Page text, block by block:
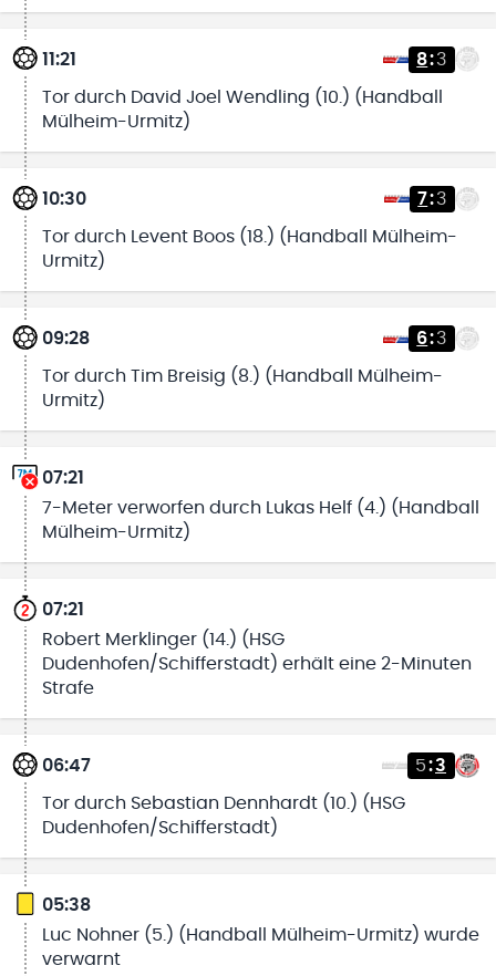
11:21 8:3
Tor durch David Joel Wendling (10.) (Handball
Mülheim-Urmitz)
10:30 7:3
Tor durch Levent Boos (18.) (Handball Mülheim-
Urmitz)
09:28 6:3
Tor durch Tim Breisig (8.) (Handball Mülheim-
Urmitz)
07:21
7-Meter verworfen durch Lukas Helf (4.) (Handball
Mülheim-Urmitz)
07:21
Robert Merklinger (14.) (HSG
Dudenhofen/Schifferstadt) erhält eine 2-Minuten
Strafe
06:47 5:3
Tor durch Sebastian Dennhardt (10.) (HSG
Dudenhofen/Schifferstadt)
05:38
Luc Nohner (5.) (Handball Mülheim-Urmitz) wurde
verwarnt